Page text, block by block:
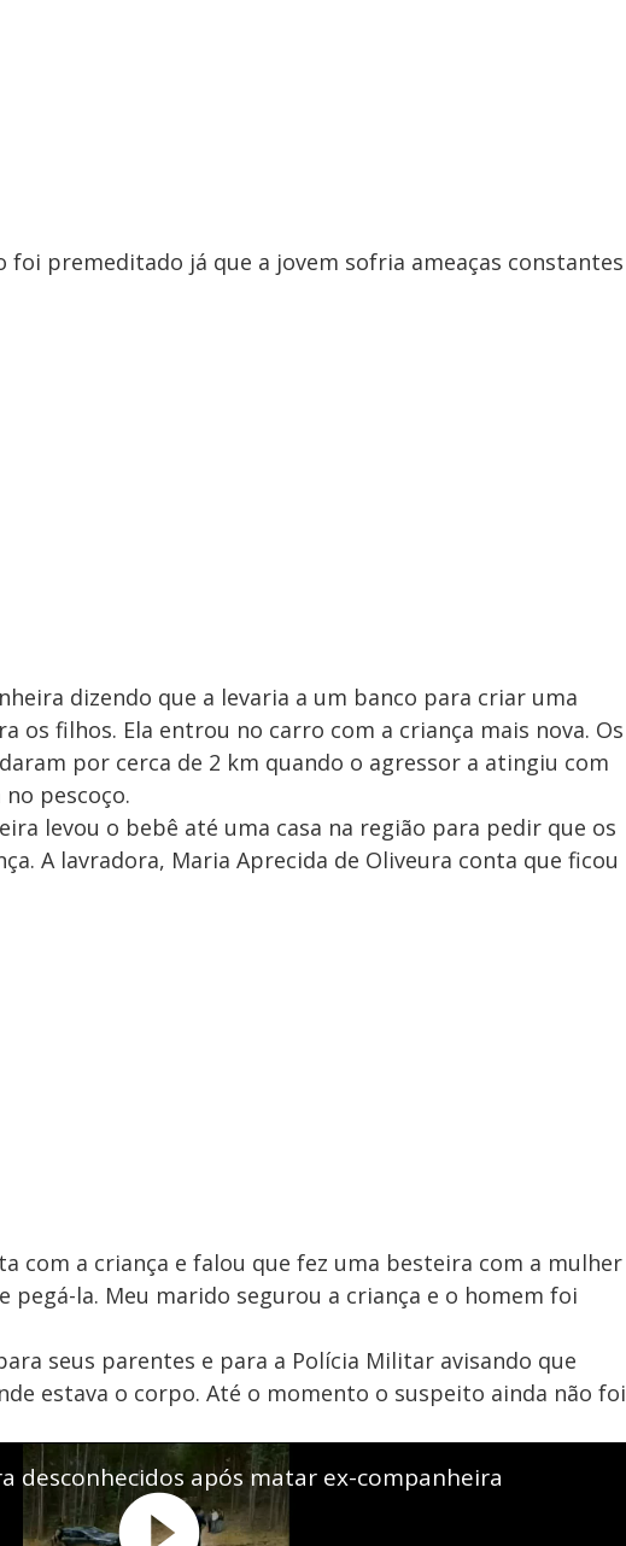
foi premeditado já que a jovem sofria ameaças constantes
dizendo que a levaria a um banco para criar uma
os filhos. Ela entrou no carro com a criança mais nova. Os
por cerca de 2 km quando o agressor a atingiu com
pescoço.
levou o bebê até uma casa na região para pedir que os
A lavradora, Maria Aprecida de Oliveura conta que ficou
com a criança e falou que fez uma besteira com a mulher
pegá-la. Meu marido segurou a criança e o homem foi
seus parentes e para a Polícia Militar avisando que
estava o corpo. Até o momento o suspeito ainda não foi